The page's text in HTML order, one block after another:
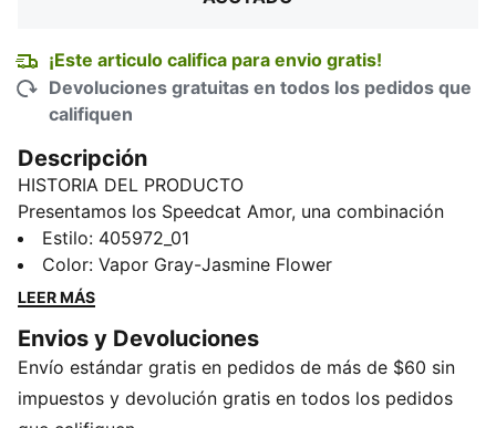
¡Este articulo califica para envio gratis!
Devoluciones gratuitas en todos los pedidos que
califiquen
Descripción
HISTORIA DEL PRODUCTO
Presentamos los Speedcat Amor, una combinación
única de amor y velocidad, diseñados especialmente
para niños. Con corazones rojos bordados en toda la
prenda, esta silueta icónica lleva el legado del
Con sus líneas inspiradas en las carreras y su diseño
de perfil bajo, los Speedcat Amor añaden
individualidad y encanto a cada look.
DETALLES
Estilo: 405972_01
Color: Vapor Gray-Jasmine Flower
LEER MÁS
Envios y Devoluciones
Envío estándar gratis en pedidos de más de $60 sin
impuestos y devolución gratis en todos los pedidos